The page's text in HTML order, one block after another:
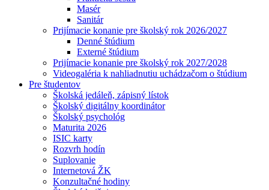
Masér
Sanitár
Prijímacie konanie pre školský rok 2026/2027
Denné štúdium
Externé štúdium
Prijímacie konanie pre školský rok 2027/2028
Videogaléria k nahliadnutiu uchádzačom o štúdium
Pre študentov
Školská jedáleň, zápisný lístok
Školský digitálny koordinátor
Školský psychológ
Maturita 2026
ISIC karty
Rozvrh hodín
Suplovanie
Internetová ŽK
Konzultačné hodiny